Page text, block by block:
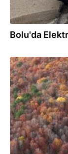
Bolu'da
05.11.2025